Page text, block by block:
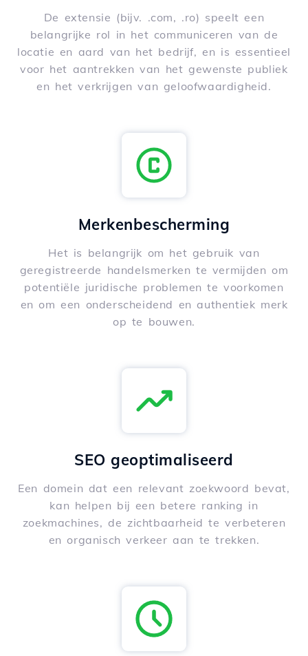
De extensie (bijv. .com, .ro) speelt een
belangrijke rol in het communiceren van de
locatie en aard van het bedrijf, en is essentieel
voor het aantrekken van het gewenste publiek
en het verkrijgen van geloofwaardigheid.
Merkenbescherming
Het is belangrijk om het gebruik van
geregistreerde handelsmerken te vermijden om
potentiële juridische problemen te voorkomen
en om een onderscheidend en authentiek merk
op te bouwen.
SEO geoptimaliseerd
Een domein dat een relevant zoekwoord bevat,
kan helpen bij een betere ranking in
zoekmachines, de zichtbaarheid te verbeteren
en organisch verkeer aan te trekken.